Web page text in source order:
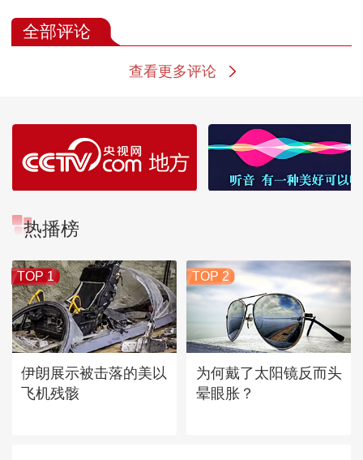
全部评论
查看更多评论
热播榜
TOP 1
伊朗展示被击落的美以
飞机残骸
TOP 2
为何戴了太阳镜反而头
晕眼胀？